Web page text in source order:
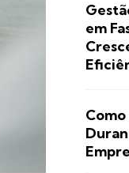
em